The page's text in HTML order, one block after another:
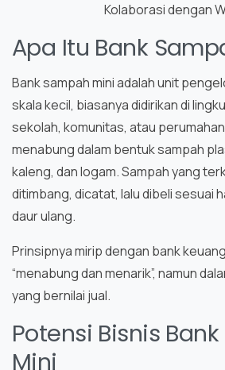
Kolaborasi dengan
Apa Itu Bank
Bank sampah mini adalah unit
skala kecil, biasanya didirikan di
sekolah, komunitas, atau
menabung dalam bentuk sampah
kaleng, dan logam. Sampah yang
ditimbang, dicatat, lalu dibeli sesuai
daur ulang.
Prinsipnya mirip dengan bank
“menabung dan menarik”, namun
yang bernilai jual.
Potensi Bisnis
Mini